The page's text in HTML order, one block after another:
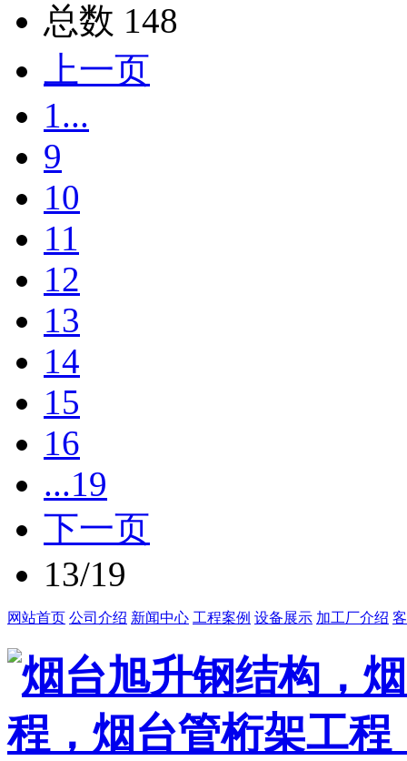
总数 148
上一页
1...
9
10
11
12
13
14
15
16
...19
下一页
13/19
网站首页 公司介绍 新闻中心 工程案例 设备展示 加工厂介绍